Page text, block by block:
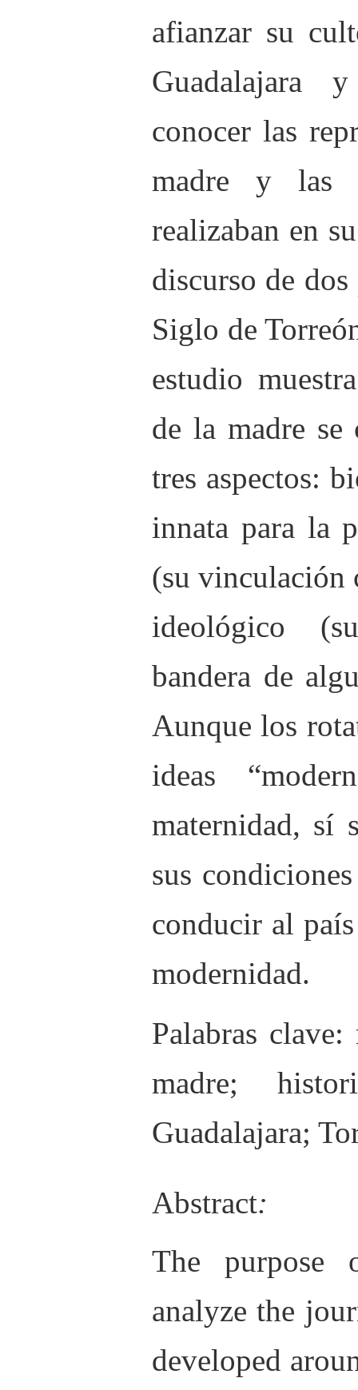
afianzar su
Guadalajara
conocer las
madre y las
realizaban en
discurso de
Siglo de
estudio
de la madre se
tres aspectos:
innata para la
(su vinculación
ideológico
bandera de
Aunque los
ideas
maternidad, sí
sus
conducir al
modernidad.
Palabras clave:
madre;
Guadalajara;
Abstract:
The
analyze the
developed